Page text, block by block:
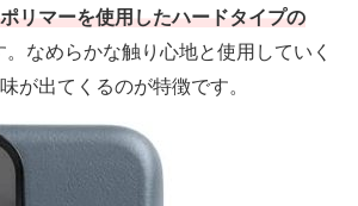
リマーを使用したハードタイプの
。なめらかな触り心地と使用していく
が出てくるのが特徴です。